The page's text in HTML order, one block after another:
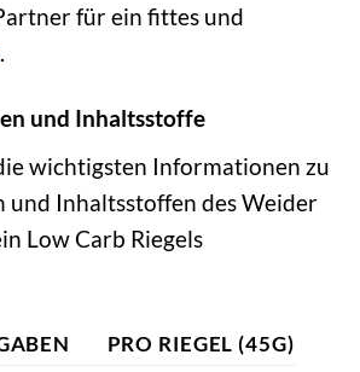
für ein fittes und
und Inhaltsstoffe
wichtigsten Informationen zu
und Inhaltsstoffen des Weider
Low Carb Riegels
PRO RIEGEL (45G)